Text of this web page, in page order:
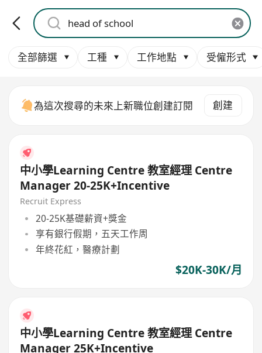
全部篩選 工種 工作地點 受僱形式
為這次搜尋的未來上新職位創建訂閱 創建
中小學Learning Centre 教室經理 Centre
Manager 20-25K+Incentive
Recruit Express
20-25K基礎薪資+獎金
享有銀行假期，五天工作周
年終花紅，醫療計劃
$20K-30K/月
中小學Learning Centre 教室經理 Centre
Manager 25K+Incentive